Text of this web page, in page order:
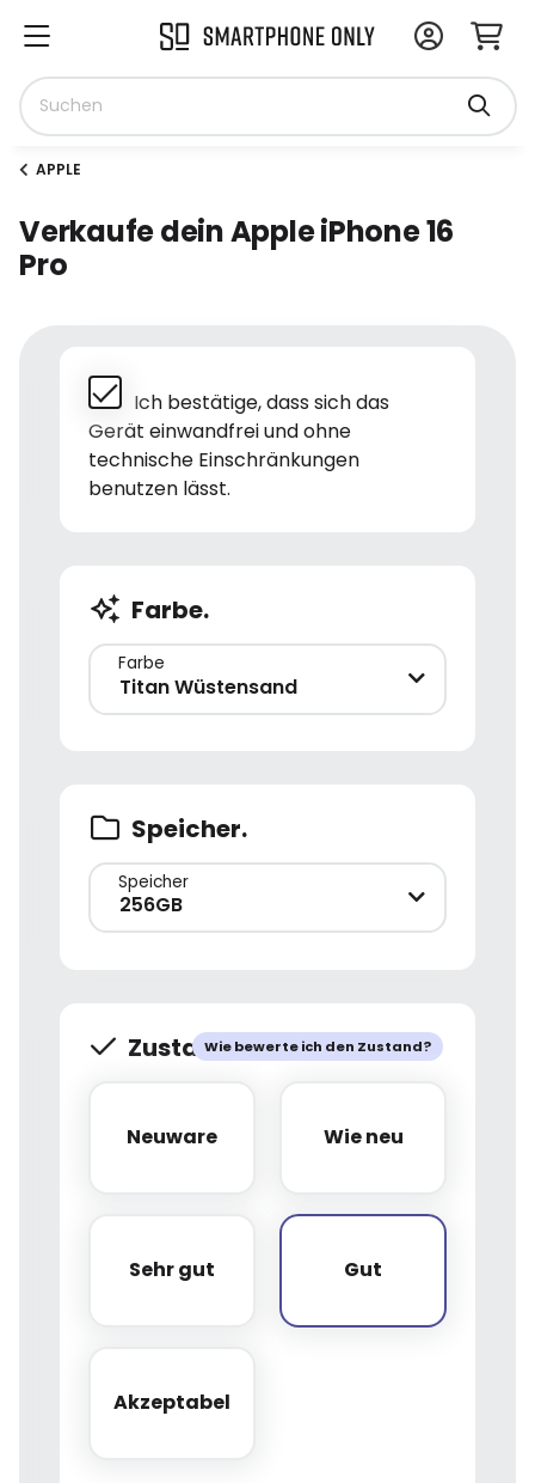
APPLE
Verkaufe dein Apple iPhone 16
Pro
Ich bestätige, dass sich das
Gerät einwandfrei und ohne
technische Einschränkungen
benutzen lässt.
Farbe.
Farbe
Titan Wüstensand
Speicher.
Speicher
256GB
Wie bewerte ich den Zustand?
Zustand.
Neuware
Neuware Wie neu
Wie neu
Sehr gut
Sehr gut Gut
Gut
Akzeptabel
Akzeptabel